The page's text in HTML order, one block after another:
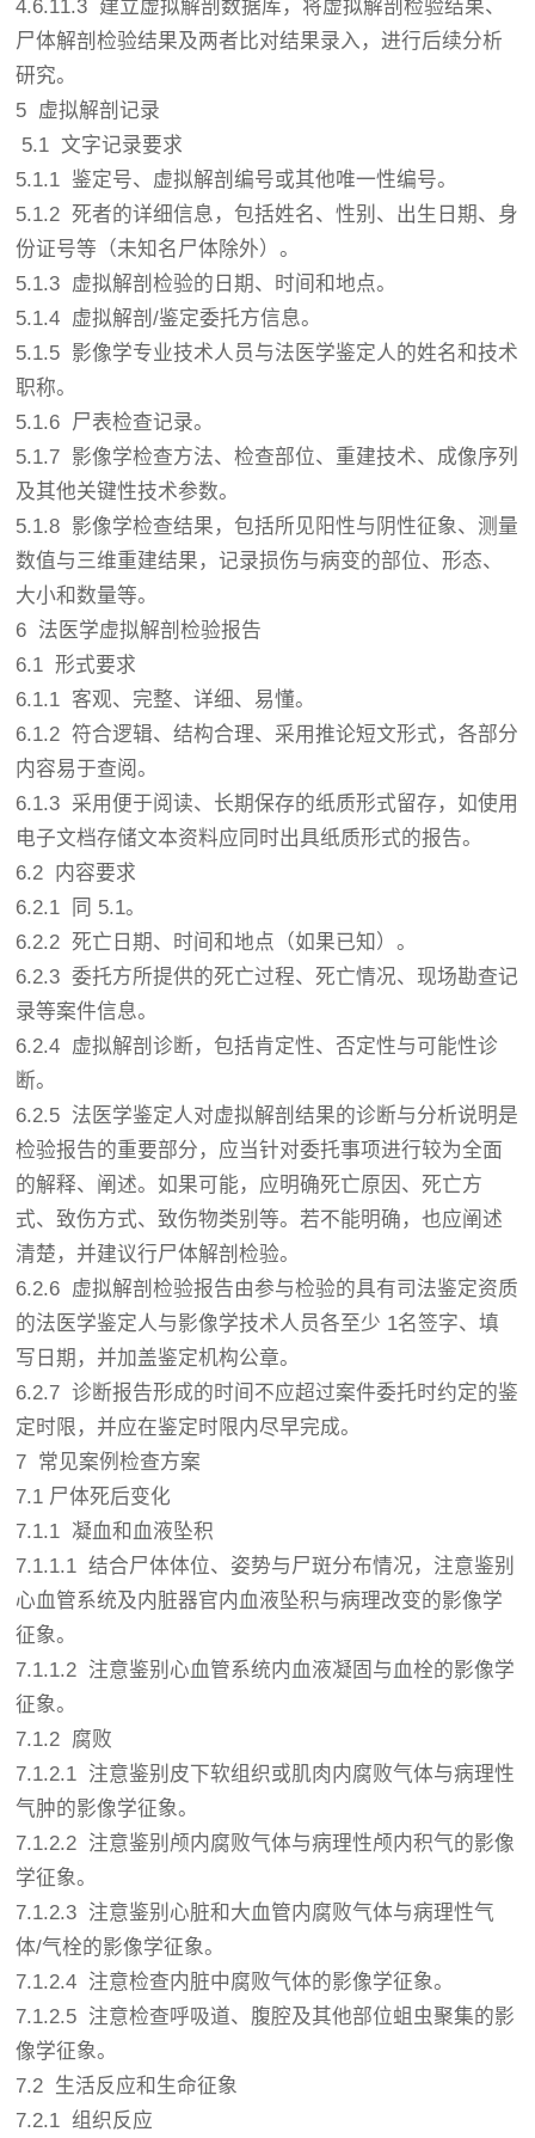
4.6.11.3 建立虚拟解剖数据库，将虚拟解剖检验结果、
尸体解剖检验结果及两者比对结果录入，进行后续分析
研究。
5 虚拟解剖记录
5.1 文字记录要求
5.1.1 鉴定号、虚拟解剖编号或其他唯一性编号。
5.1.2 死者的详细信息，包括姓名、性别、出生日期、身
份证号等（未知名尸体除外）。
5.1.3 虚拟解剖检验的日期、时间和地点。
5.1.4 虚拟解剖/鉴定委托方信息。
5.1.5 影像学专业技术人员与法医学鉴定人的姓名和技术
职称。
5.1.6 尸表检查记录。
5.1.7 影像学检查方法、检查部位、重建技术、成像序列
及其他关键性技术参数。
5.1.8 影像学检查结果，包括所见阳性与阴性征象、测量
数值与三维重建结果，记录损伤与病变的部位、形态、
大小和数量等。
6 法医学虚拟解剖检验报告
6.1 形式要求
6.1.1 客观、完整、详细、易懂。
6.1.2 符合逻辑、结构合理、采用推论短文形式，各部分
内容易于查阅。
6.1.3 采用便于阅读、长期保存的纸质形式留存，如使用
电子文档存储文本资料应同时出具纸质形式的报告。
6.2 内容要求
6.2.1 同 5.1。
6.2.2 死亡日期、时间和地点（如果已知）。
6.2.3 委托方所提供的死亡过程、死亡情况、现场勘查记
录等案件信息。
6.2.4 虚拟解剖诊断，包括肯定性、否定性与可能性诊
断。
6.2.5 法医学鉴定人对虚拟解剖结果的诊断与分析说明是
检验报告的重要部分，应当针对委托事项进行较为全面
的解释、阐述。如果可能，应明确死亡原因、死亡方
式、致伤方式、致伤物类别等。若不能明确，也应阐述
清楚，并建议行尸体解剖检验。
6.2.6 虚拟解剖检验报告由参与检验的具有司法鉴定资质
的法医学鉴定人与影像学技术人员各至少 1名签字、填
写日期，并加盖鉴定机构公章。
6.2.7 诊断报告形成的时间不应超过案件委托时约定的鉴
定时限，并应在鉴定时限内尽早完成。
7 常见案例检查方案
7.1 尸体死后变化
7.1.1 凝血和血液坠积
7.1.1.1 结合尸体体位、姿势与尸斑分布情况，注意鉴别
心血管系统及内脏器官内血液坠积与病理改变的影像学
征象。
7.1.1.2 注意鉴别心血管系统内血液凝固与血栓的影像学
征象。
7.1.2 腐败
7.1.2.1 注意鉴别皮下软组织或肌肉内腐败气体与病理性
气肿的影像学征象。
7.1.2.2 注意鉴别颅内腐败气体与病理性颅内积气的影像
学征象。
7.1.2.3 注意鉴别心脏和大血管内腐败气体与病理性气
体/气栓的影像学征象。
7.1.2.4 注意检查内脏中腐败气体的影像学征象。
7.1.2.5 注意检查呼吸道、腹腔及其他部位蛆虫聚集的影
像学征象。
7.2 生活反应和生命征象
7.2.1 组织反应